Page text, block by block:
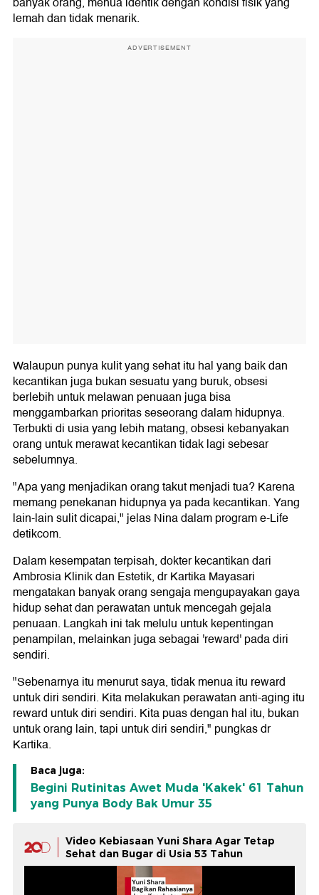
lemah dan tidak menarik.
ADVERTISEMENT
Walaupun punya kulit yang sehat itu hal yang baik dan
kecantikan juga bukan sesuatu yang buruk, obsesi
berlebih untuk melawan penuaan juga bisa
menggambarkan prioritas seseorang dalam hidupnya.
Terbukti di usia yang lebih matang, obsesi kebanyakan
orang untuk merawat kecantikan tidak lagi sebesar
sebelumnya.
"Apa yang menjadikan orang takut menjadi tua? Karena
memang penekanan hidupnya ya pada kecantikan. Yang
lain-lain sulit dicapai," jelas Nina dalam program e-Life
detikcom.
Dalam kesempatan terpisah, dokter kecantikan dari
Ambrosia Klinik dan Estetik, dr Kartika Mayasari
mengatakan banyak orang sengaja mengupayakan gaya
hidup sehat dan perawatan untuk mencegah gejala
penuaan. Langkah ini tak melulu untuk kepentingan
penampilan, melainkan juga sebagai 'reward' pada diri
sendiri.
"Sebenarnya itu menurut saya, tidak menua itu reward
untuk diri sendiri. Kita melakukan perawatan anti-aging itu
reward untuk diri sendiri. Kita puas dengan hal itu, bukan
untuk orang lain, tapi untuk diri sendiri," pungkas dr
Kartika.
Baca juga:
Begini Rutinitas Awet Muda 'Kakek' 61 Tahun
yang Punya Body Bak Umur 35
Video Kebiasaan Yuni Shara Agar Tetap
Sehat dan Bugar di Usia 53 Tahun